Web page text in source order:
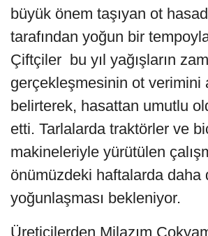
büyük önem taşıyan ot
tarafından yoğun bir
Çiftçiler bu yıl yağışların
gerçekleşmesinin ot verimini
belirterek, hasattan umutlu
etti. Tarlalarda traktörler ve
makineleriyle yürütülen
önümüzdeki haftalarda daha
yoğunlaşması bekleniyor.
Üreticilerden Milazım